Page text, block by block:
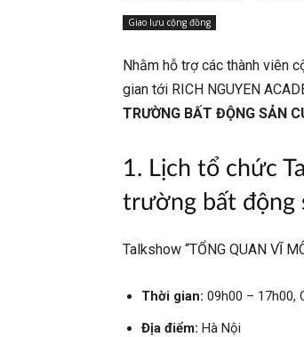
Giao lưu cộng đồng
Nhằm hỗ trợ các thành viên
gian tới RICH NGUYEN
TRƯỜNG BẤT ĐỘNG SẢN
1. Lịch tổ chức
trường bất động
Talkshow “TỔNG QUAN VĨ
Thời gian: 09h00 – 17h00,
Địa điểm: Hà Nội